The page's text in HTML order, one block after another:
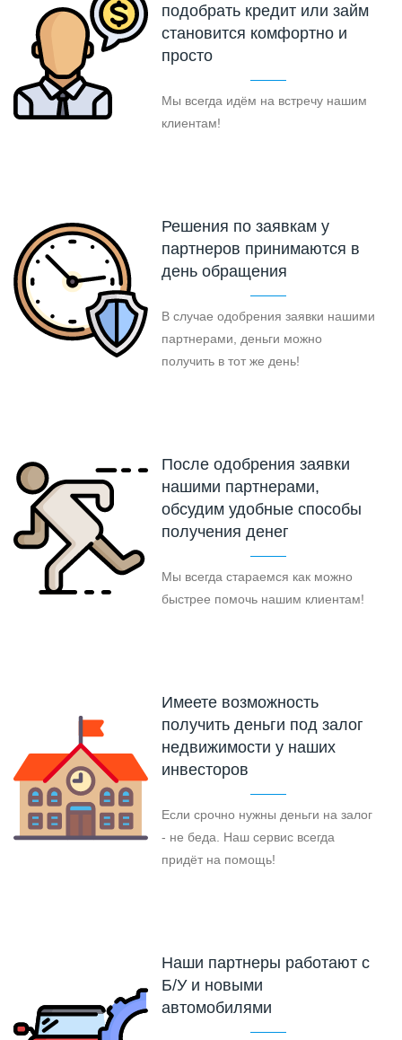
подобрать кредит или займ
становится комфортно и
просто
Мы всегда идём на встречу нашим
клиентам!
Решения по заявкам у
партнеров принимаются в
день обращения
В случае одобрения заявки нашими
партнерами, деньги можно
получить в тот же день!
После одобрения заявки
нашими партнерами,
обсудим удобные способы
получения денег
Мы всегда стараемся как можно
быстрее помочь нашим клиентам!
Имеете возможность
получить деньги под залог
недвижимости у наших
инвесторов
Если срочно нужны деньги на залог
- не беда. Наш сервис всегда
придёт на помощь!
Наши партнеры работают с
Б/У и новыми
автомобилями